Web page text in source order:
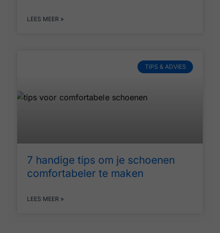
LEES MEER »
TIPS & ADVIES
7 handige tips om je schoenen
comfortabeler te maken
LEES MEER »